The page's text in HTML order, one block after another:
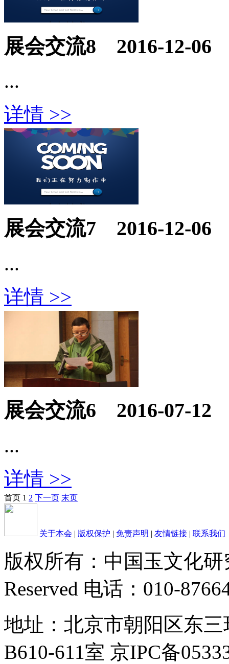
展会交流8 2016-12-06
...
详情 >>
展会交流7 2016-12-06
...
详情 >>
展会交流6 2016-07-12
...
详情 >>
首页 1 2 下一页 末页
关于本会 | 版权保护 | 免责声明 | 友情链接 | 联系我们
版权所有：中国玉文化
Reserved 电话：010-
地址：北京市朝阳区东
B610-611室 京IPC备